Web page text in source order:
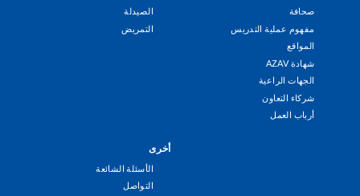
الصيدلة
التمريض
صحافة
مفهوم عملية التدريس
المواقع
شهادة AZAV
الجهات الراعية
شركاء التعاون
أرباب العمل
أخرى
الأسئلة الشائعة
التواصل